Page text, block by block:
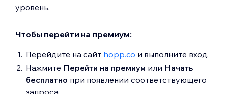
уровень.
Чтобы перейти на премиум:
Перейдите на сайт hopp.co и выполните вход.
Нажмите Перейти на премиум или Начать
бесплатно при появлении соответствующего
запроса.